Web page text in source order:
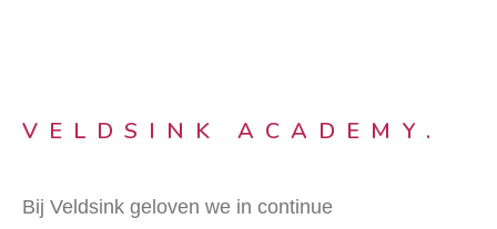
VELDSINK ACADEMY.
Bij Veldsink geloven we in continue